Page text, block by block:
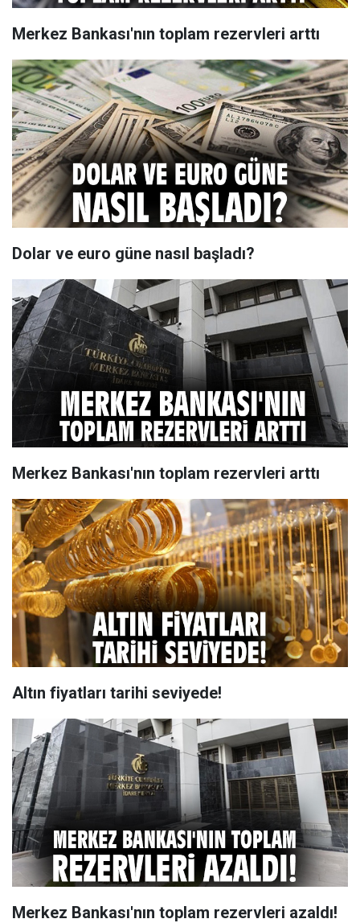
Merkez Bankası'nın toplam rezervleri arttı
Dolar ve euro güne nasıl başladı?
Merkez Bankası'nın toplam rezervleri arttı
Altın fiyatları tarihi seviyede!
Merkez Bankası'nın toplam rezervleri azaldı!